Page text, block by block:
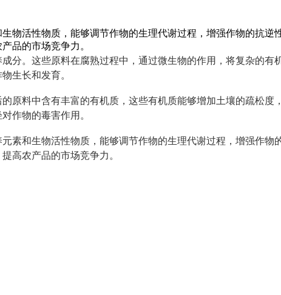
物活性物质，能够调节作物的生理代谢过程，增强作物的抗逆
品的市场竞争力。
分。这些原料在腐熟过程中，通过微生物的作用，将复杂的
生长和发育。
原料中含有丰富的有机质，这些有机质能够增加土壤的疏松
作物的毒害作用。
素和生物活性物质，能够调节作物的生理代谢过程，增强作
高农产品的市场竞争力。